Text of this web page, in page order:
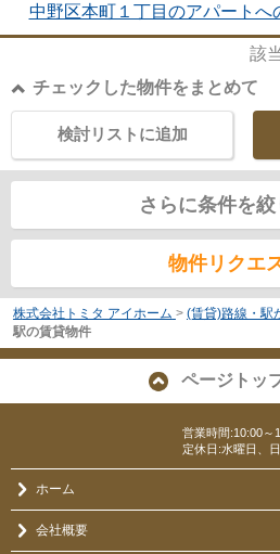
中野区本町１丁目のアパートへ
該
チェックした物件をまとめて
検討リストに追加
さらに条件を
物件リクエ
株式会社トミタ アイホーム > (賃貸)路線・駅
駅の賃貸物件
ページトッ
営業時間:10:00～
定休日:水曜日、
ホーム
会社概要